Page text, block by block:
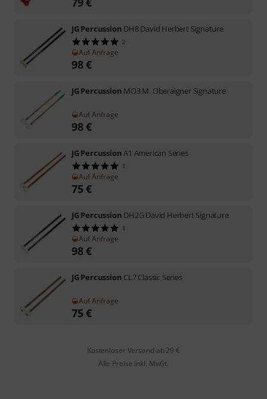
JG Percussion DH8 David Herbert Signature
2
Auf Anfrage
98€
JG Percussion MO3 M. Oberaigner Signature
Auf Anfrage
98€
JG PercussionA1 American Series
1
Auf Anfrage
75€
JG Percussion DH2G David Herbert Signature
1
Auf Anfrage
98€
JG Percussion CL7 Classic Series
Auf Anfrage
75€
Kostenloser Versand ab 29 €
Alle Preise inkl. MwSt.